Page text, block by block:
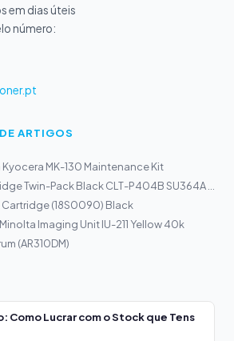
em dias úteis
número:
ARTIGOS
MK-130 Maintenance Kit
Cartridge (18S0090) Black
Imaging Unit IU-211 Yellow 40k
(AR310DM)
Como Lucrar com o Stock que Tens